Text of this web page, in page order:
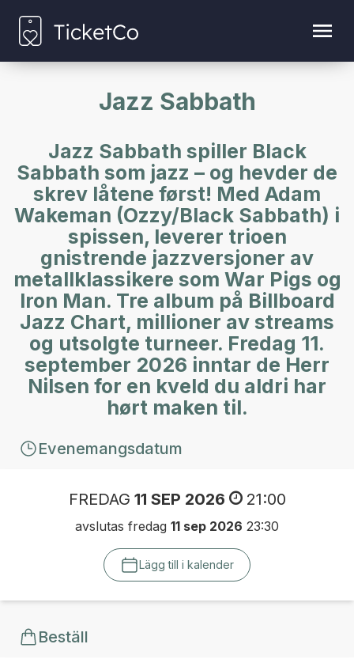
Jazz Sabbath
Jazz Sabbath spiller Black
Sabbath som jazz – og hevder de
skrev låtene først! Med Adam
Wakeman (Ozzy/Black Sabbath) i
spissen, leverer trioen
gnistrende jazzversjoner av
metallklassikere som War Pigs og
Iron Man. Tre album på Billboard
Jazz Chart, millioner av streams
og utsolgte turneer. Fredag 11.
september 2026 inntar de Herr
Nilsen for en kveld du aldri har
hørt maken til.
Evenemangsdatum
FREDAG 11 SEP 2026 21:00
avslutas fredag 11 sep 2026 23:30
Lägg till i kalender
Beställ